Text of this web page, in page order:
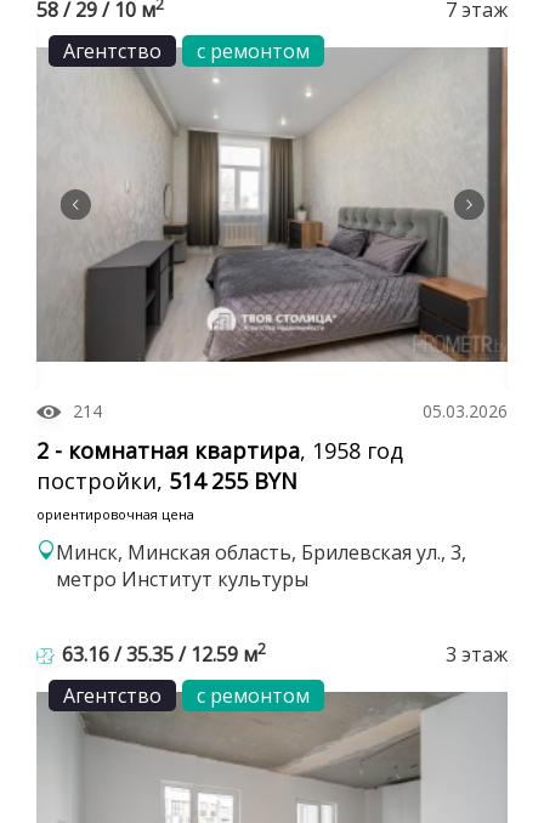
58 / 29 / 10 м
7 этаж
Агентство
с ремонтом
214 05.03.2026
2 - комнатная квартира, 1958 год
постройки, 514 255 BYN
ориентировочная цена
Минск, Минская область, Брилевская ул., 3,
метро Институт культуры
63.16 / 35.35 / 12.59 м2
3 этаж
Агентство
с ремонтом